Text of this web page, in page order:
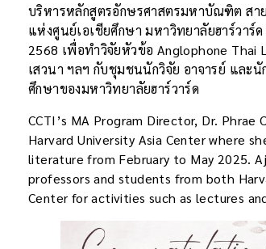
บริหารหลักสูตรอักษรศาสตรมหาบัณฑิต สา
แห่งศูนย์เอเชียศึกษา มหาวิทยาลัยฮาร์วา
2568 เพื่อทำวิจัยหัวข้อ Anglophone Thai
เสวนา ฯลฯ กับชุมชนนักวิจัย อาจารย์ และ
ศึกษาของมหาวิทยาลัยฮาร์วาร์ด
CCTI’s MA Program Director, Dr.
Harvard University Asia Center where
literature from February to May 2025.
professors and students from both
Center for activities such as lectures